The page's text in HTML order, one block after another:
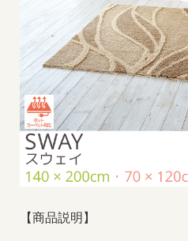
【商品説明】